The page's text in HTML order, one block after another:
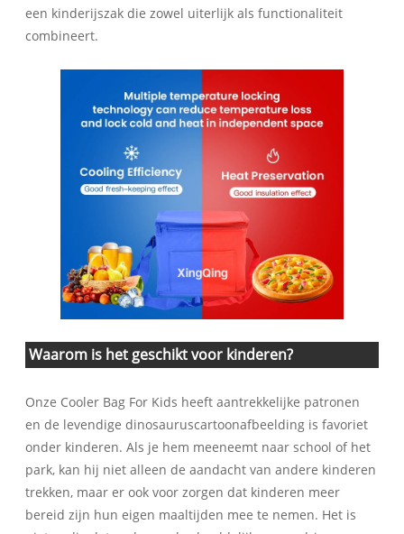
een kinderijszak die zowel uiterlijk als functionaliteit
combineert.
Waarom is het geschikt voor kinderen?
Onze Cooler Bag For Kids heeft aantrekkelijke patronen
en de levendige dinosauruscartoonafbeelding is favoriet
onder kinderen. Als je hem meeneemt naar school of het
park, kan hij niet alleen de aandacht van andere kinderen
trekken, maar er ook voor zorgen dat kinderen meer
bereid zijn hun eigen maaltijden mee te nemen. Het is